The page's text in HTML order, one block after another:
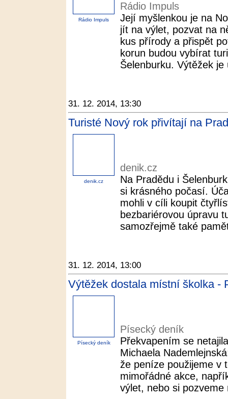
Rádio Impuls
Rádio Impuls
Její myšlenkou je na
jít na výlet, pozvat na
kus přírody a přispět
korun budou vybírat
Šelenburku. Výtěžek
31. 12. 2014, 13:30
Turisté Nový rok přivítají na
denik.cz
denik.cz
Na Pradědu i
si krásného počasí.
mohli v cíli koupit
bezbariérovou úpravu
samozřejmě také
31. 12. 2014, 13:00
Výtěžek dostala místní školka -
Písecký deník
Písecký deník
Překvapením se
Michaela
že peníze použijeme v
mimořádné akce,
výlet, nebo si pozveme